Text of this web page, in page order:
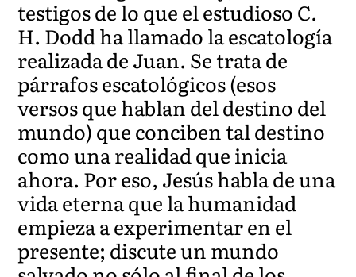
testigos de lo que el estudioso C.
H. Dodd ha llamado la escatología
realizada de Juan. Se trata de
párrafos escatológicos (esos
versos que hablan del destino del
mundo) que conciben tal destino
como una realidad que inicia
ahora. Por eso, Jesús habla de una
vida eterna que la humanidad
empieza a experimentar en el
presente; discute un mundo